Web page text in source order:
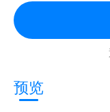
预览